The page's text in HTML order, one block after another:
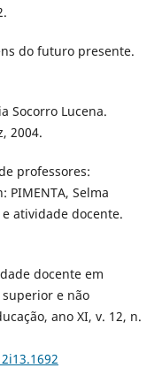
do futuro presente.
Socorro Lucena.
2004.
professores:
PIMENTA, Selma
atividade docente.
docente em
e não
ano XI, v. 12, n.